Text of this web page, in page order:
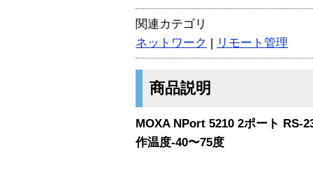
関連カテゴリ
ネットワーク | リモート管理
商品説明
MOXA NPort 5210 2ポート RS-
作温度-40〜75度